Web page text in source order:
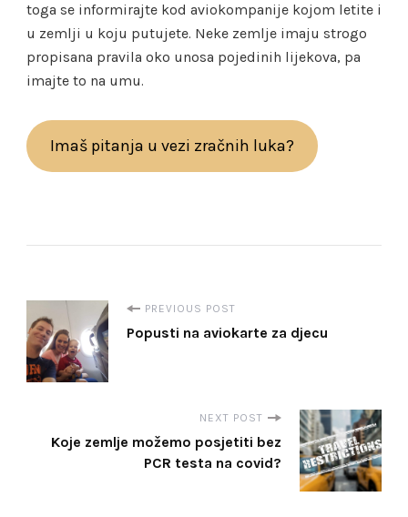
toga se informirajte kod aviokompanije kojom letite i
u zemlji u koju putujete. Neke zemlje imaju strogo
propisana pravila oko unosa pojedinih lijekova, pa
imajte to na umu.
Imaš pitanja u vezi zračnih luka?
P
o
PREVIOUS POST
Popusti na aviokarte za djecu
NEXT POST
Koje zemlje možemo posjetiti bez
PCR testa na covid?